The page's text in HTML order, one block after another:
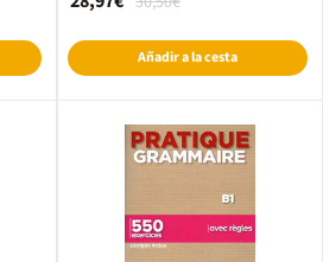
Añadir a la cesta